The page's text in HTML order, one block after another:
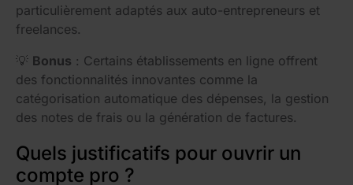
particulièrement adaptés aux auto-entrepreneurs et
freelances.
💡 Bonus : Certains établissements en ligne offrent
des fonctionnalités innovantes comme la
catégorisation automatique des dépenses, la gestion
des notes de frais ou la génération de factures.
Quels justificatifs pour ouvrir un
compte pro ?